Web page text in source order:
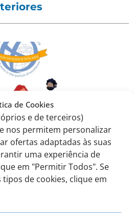
de Cookies
e de terceiros)
nos permitem personalizar
ofertas adaptadas às suas
uma experiência de
em "Permitir Todos". Se
de cookies, clique em
Votação dos alunos no
– Ideia Jovem